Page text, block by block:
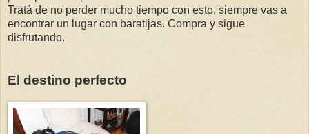
Tratá de no perder mucho tiempo con esto, siempre vas a
encontrar un lugar con baratijas. Compra y sigue
disfrutando.
El destino perfecto